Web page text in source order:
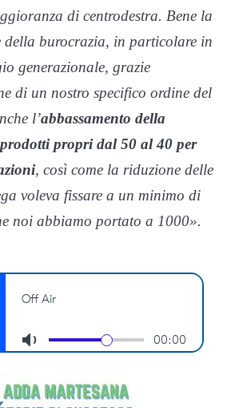
di centrodestra. Bene la
della burocrazia, in particolare in
generazionale, grazie
di un nostro specifico ordine del
l’abbassamento della
propri dal 50 al 40 per
, così come la riduzione delle
voleva fissare a un minimo di
noi abbiamo portato a 1000».